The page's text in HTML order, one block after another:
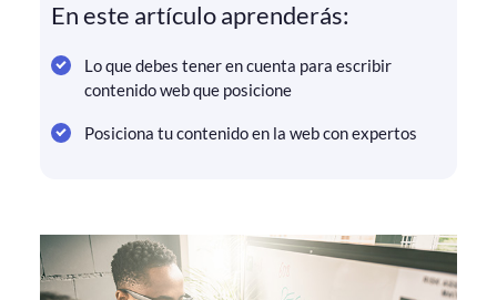
En este artículo aprenderás:
Lo que debes tener en cuenta para escribir
contenido web que posicione
Posiciona tu contenido en la web con expertos